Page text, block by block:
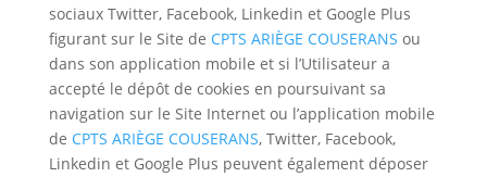
sociaux Twitter, Facebook, Linkedin et Google Plus
figurant sur le Site de CPTS ARIÈGE COUSERANS ou
dans son application mobile et si l’Utilisateur a
accepté le dépôt de cookies en poursuivant sa
navigation sur le Site Internet ou l’application mobile
de CPTS ARIÈGE COUSERANS, Twitter, Facebook,
Linkedin et Google Plus peuvent également déposer